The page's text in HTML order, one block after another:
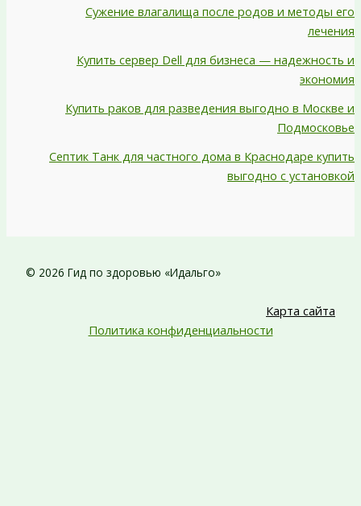
Сужение влагалища после родов и методы его
лечения
Купить сервер Dell для бизнеса — надежность и
экономия
Купить раков для разведения выгодно в Москве и
Подмосковье
Септик Танк для частного дома в Краснодаре купить
выгодно с установкой
© 2026 Гид по здоровью «Идальго»
Карта сайта
Политика конфиденциальности